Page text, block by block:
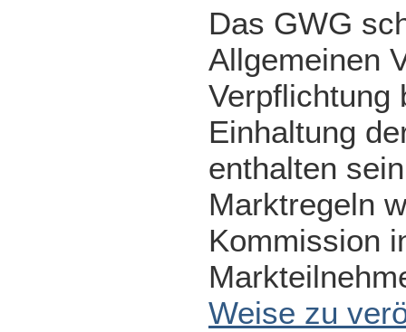
Das GWG
Allgemeinen
Verpflichtung
Einhaltung
enthalten
Marktregeln
Kommission
Weise zu